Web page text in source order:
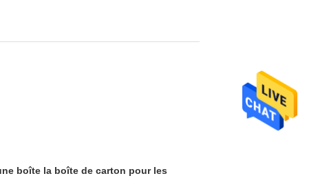
boîte la boîte de carton pour les